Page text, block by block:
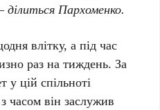
ділитьсяПархоменко.
влітку, а під час
раз на тиждень. За
у цій спільноті
часом він заслужив